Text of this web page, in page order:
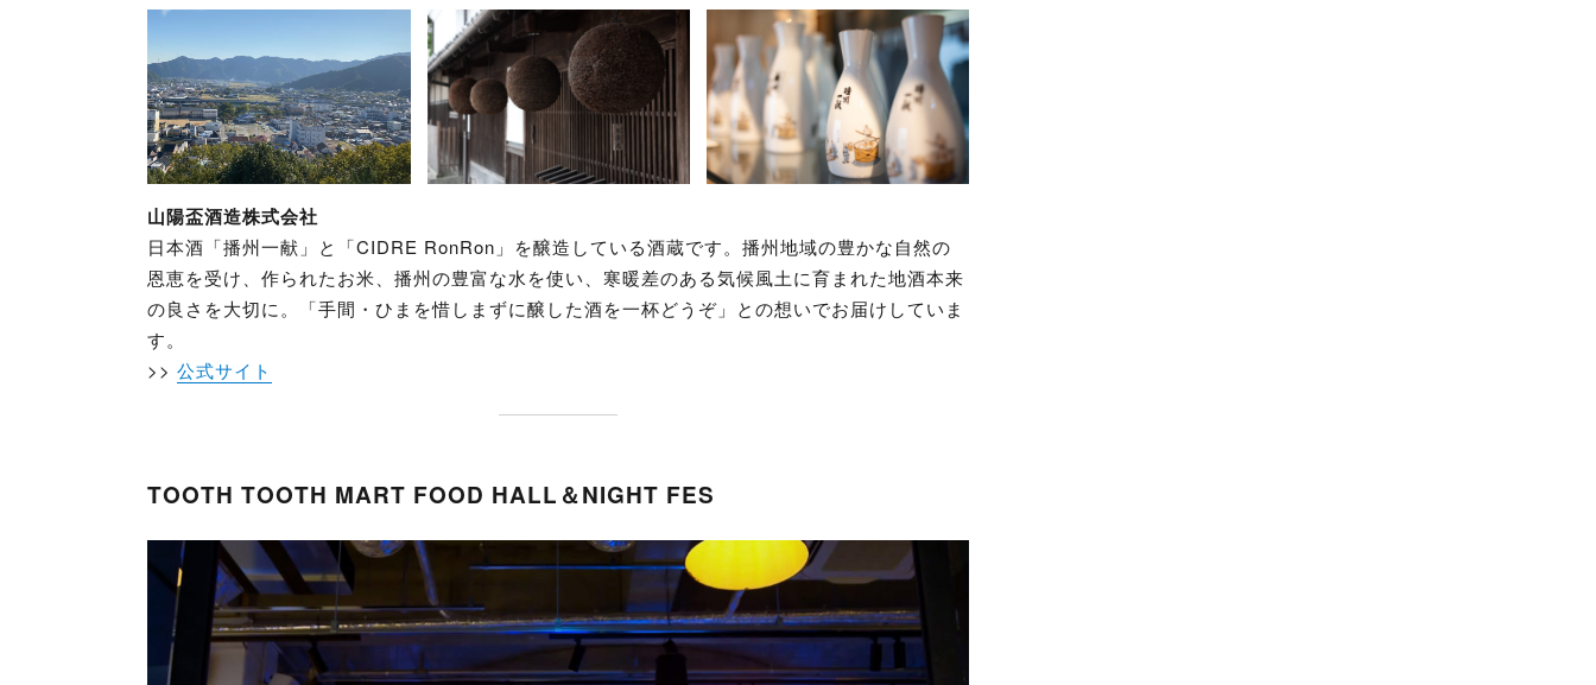
山陽盃酒造株式会社
日本酒「播州一献」と「CIDRE RonRon」を醸造している酒蔵です。播州地域の豊かな自然の
恩恵を受け、作られたお米、播州の豊富な水を使い、寒暖差のある気候風土に育まれた地酒本来
の良さを大切に。「手間・ひまを惜しまずに醸した酒を一杯どうぞ」との想いでお届けしていま
す。
>>公式サイト
TOOTH TOOTH MART FOOD HALL＆NIGHT FES